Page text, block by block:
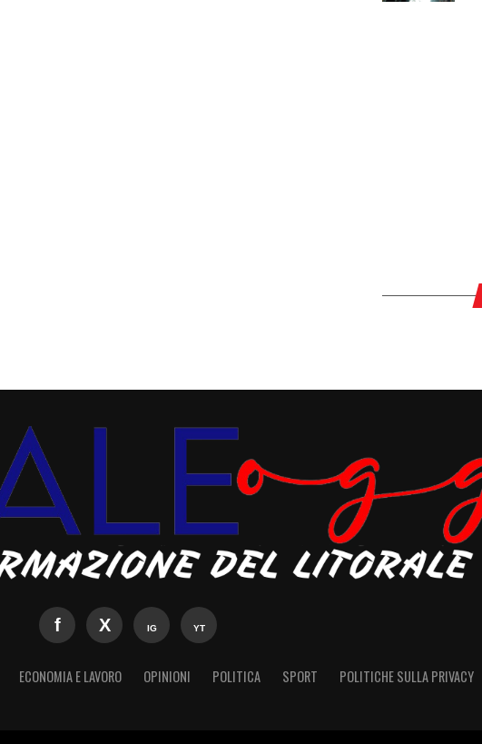
ECONOMIA E LAVORO OPINIONI POLITICA SPORT POLITICHE SULLA PRIVACY